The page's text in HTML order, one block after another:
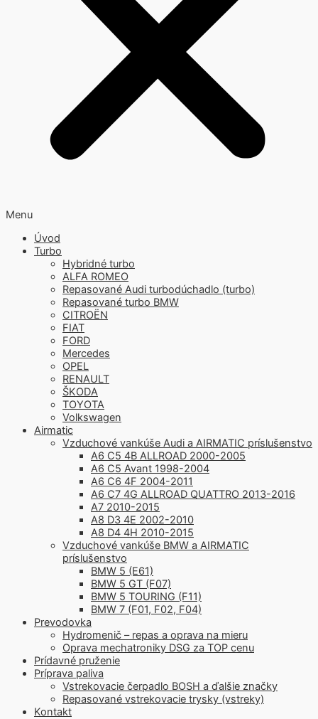
Menu
Úvod
Turbo
Hybridné turbo
ALFA ROMEO
Repasované Audi turbodúchadlo (turbo)
Repasované turbo BMW
CITROËN
FIAT
FORD
Mercedes
OPEL
RENAULT
ŠKODA
TOYOTA
Volkswagen
Airmatic
Vzduchové vankúše Audi a AIRMATIC príslušenstvo
A6 C5 4B ALLROAD 2000-2005
A6 C5 Avant 1998-2004
A6 C6 4F 2004-2011
A6 C7 4G ALLROAD QUATTRO 2013-2016
A7 2010-2015
A8 D3 4E 2002-2010
A8 D4 4H 2010-2015
Vzduchové vankúše BMW a AIRMATIC
príslušenstvo
BMW 5 (E61)
BMW 5 GT (F07)
BMW 5 TOURING (F11)
BMW 7 (F01, F02, F04)
Prevodovka
Hydromenič – repas a oprava na mieru
Oprava mechatroniky DSG za TOP cenu
Prídavné pruženie
Príprava paliva
Vstrekovacie čerpadlo BOSH a ďalšie značky
Repasované vstrekovacie trysky (vstreky)
Kontakt